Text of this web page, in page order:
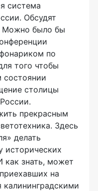
система
Обсудят
Можно было бы
по
того чтобы
состоянии
столицы
прекрасным
Здесь
делать
исторических
как знать, может
на